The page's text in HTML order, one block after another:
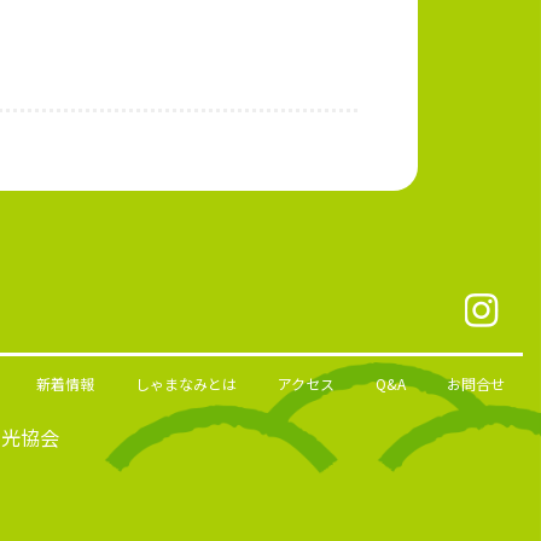
新着情報 しゃまなみとは アクセス Q&A お問合せ
協会